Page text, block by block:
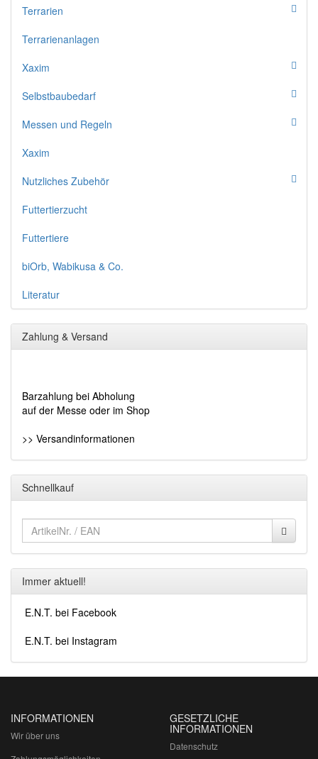
Terrarien
Terrarienanlagen
Xaxim
Selbstbaubedarf
Messen und Regeln
Xaxim
Nutzliches Zubehör
Futtertierzucht
Futtertiere
biOrb, Wabikusa & Co.
Literatur
Zahlung & Versand
Barzahlung bei Abholung
auf der Messe oder im Shop
>> Versandinformationen
Schnellkauf
Immer aktuell!
E.N.T. bei Facebook
E.N.T. bei Instagram
INFORMATIONEN
Wir über uns
GESETZLICHE
INFORMATIONEN
Datenschutz